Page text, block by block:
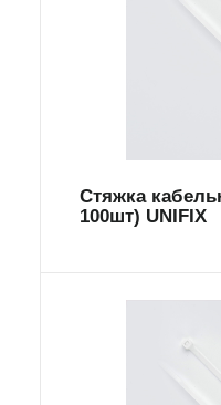
Стяжка
100шт) UNIFIX